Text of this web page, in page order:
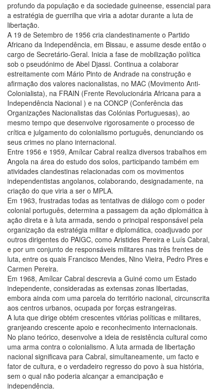
profundo da população e da sociedade guineense, essencial para
a estratégia de guerrilha que viria a adotar durante a luta de
libertação.
A 19 de Setembro de 1956 cria clandestinamente o Partido
Africano da Independência, em Bissau, e assume desde então o
cargo de Secretário-Geral. Inicia a fase de mobilização política
sob o pseudónimo de Abel Djassi. Continua a colaborar
estreitamente com Mário Pinto de Andrade na construção e
afirmação dos valores nacionalistas, no MAC (Movimento Anti-
Colonialista), na FRAIN (Frente Revolucionária Africana para a
Independência Nacional ) e na CONCP (Conferência das
Organizações Nacionalistas das Colónias Portuguesas), ao
mesmo tempo que desenvolve rigorosamente o processo de
crítica e julgamento do colonialismo português, denunciando os
seus crimes no plano internacional.
Entre 1956 e 1959, Amílcar Cabral realiza diversos trabalhos em
Angola na área do estudo dos solos, participando também em
atividades clandestinas relacionadas com os movimentos
independentistas angolanos, colaborando, designadamente, na
criação do que viria a ser o MPLA.
Em 1963, frustradas todas as tentativas de diálogo com o poder
colonial português, determina a passagem da ação diplomática à
ação direta e à luta armada, sendo o principal responsável pela
organização da estratégia militar e diplomática, coadjuvado por
outros dirigentes do PAIGC, como Aristides Pereira e Luís Cabral,
e por um conjunto de responsáveis militares nas três frentes de
luta, entre os quais Francisco Mendes, Nino Vieira, Pedro Pires e
Carmen Pereira.
Em 1968, Amílcar Cabral descrevia a Guiné como um Estado
independente, consideradas as extensas zonas libertadas,
embora ainda com uma parcela do território nacional, circunscrita
aos centros urbanos, ocupada por forças estrangeiras.
A luta que dirige obtém crescentes vitórias políticas e militares,
granjeando crescente apoio e reconhecimento internacionais.
No plano teórico, desenvolve a ideia de resistência cultural como
uma arma contra o colonialismo. A luta armada de libertação
nacional significava para Cabral, simultaneamente, um facto e
fator de cultura, e o verdadeiro regresso do povo à sua história,
sem o qual não poderia alcançar a emancipação e
independência.